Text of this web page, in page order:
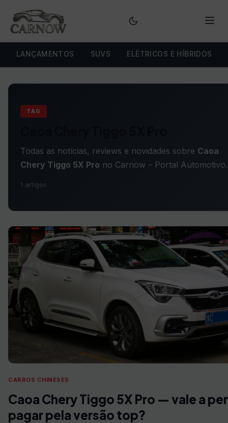
LANÇAMENTOS SUVS ELÉTRICOS E HÍBRIDOS
TAG
Todas as notícias, reviews e novidades sobre Caoa
Chery Tiggo 5X Pro no Carnow – Portal Automotivo.
1 artigos
CARROS CHINESES
Caoa Chery Tiggo 5X Pro — vale a
pagar pela versão top?